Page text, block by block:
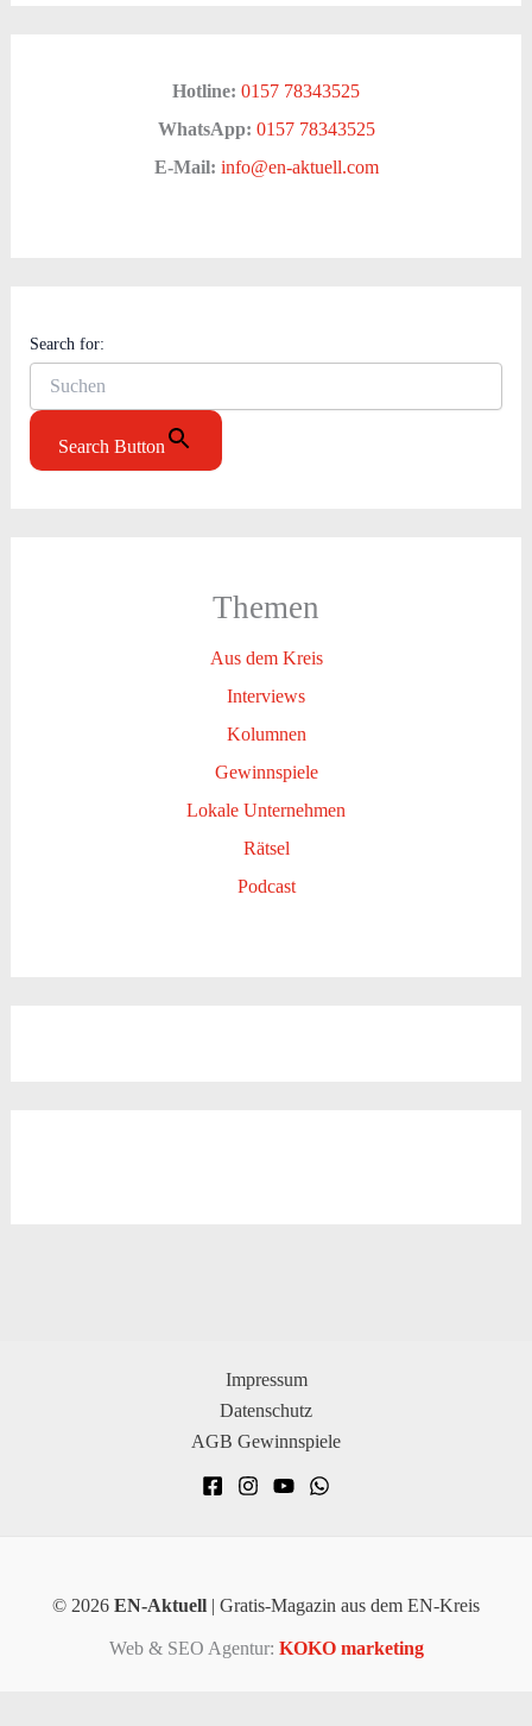
Hotline: 0157 78343525
WhatsApp: 0157 78343525
E-Mail: info@en-aktuell.com
Search for:
Search Button
Themen
Aus dem Kreis
Interviews
Kolumnen
Gewinnspiele
Lokale Unternehmen
Rätsel
Podcast
Impressum
Datenschutz
AGB Gewinnspiele
© 2026 EN-Aktuell | Gratis-Magazin aus dem EN-Kreis
Web & SEO Agentur: KOKO marketing